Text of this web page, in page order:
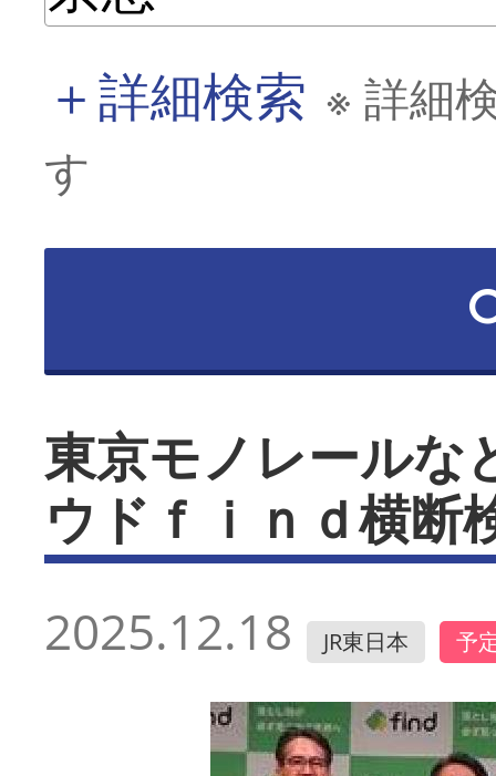
＋詳細検索 ※ 詳細
す
東京モノレール
ウドｆｉｎｄ横断
2025.12.18 JR東日本 予